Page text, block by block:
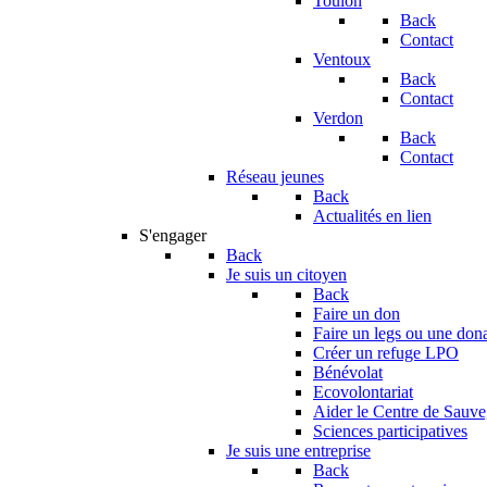
Back
Contact
Ventoux
Back
Contact
Verdon
Back
Contact
Réseau jeunes
Back
Actualités en lien
S'engager
Back
Je suis un citoyen
Back
Faire un don
Faire un legs ou une
Créer un refuge LPO
Bénévolat
Ecovolontariat
Aider le Centre de
Sciences participatives
Je suis une entreprise
Back